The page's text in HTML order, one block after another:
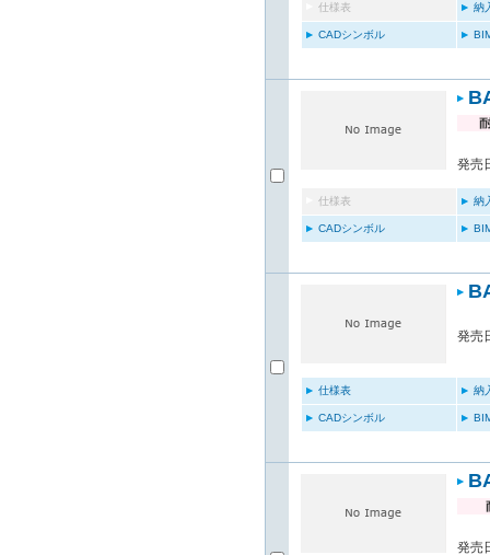
仕様表 納
CADシンボル
発売
仕様表 納
CADシンボル
発売
仕様表 納
CADシンボル
発売